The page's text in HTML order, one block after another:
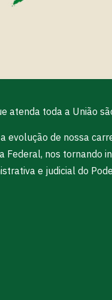
atenda toda a União
evolução de nossa
nos tornando
e judicial do